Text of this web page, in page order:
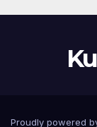
Proudly powered